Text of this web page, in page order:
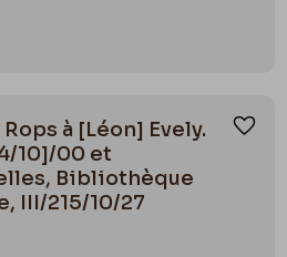
à [Léon] Evely.
10]/00 et
Bibliothèque
III/215/10/27